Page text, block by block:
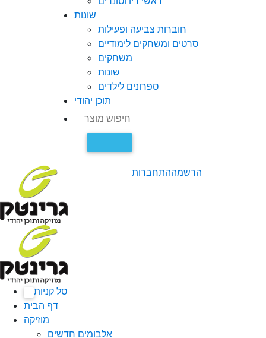
שונות
חוברות צביעה ופעילות
סרטים ומשחקים לימודיים
משחקים
שונות
ספרונים לילדים
תוכן יהודי
התחברותהרשמה
סל קניות
דף הבית
מוזיקה
אלבומים חדשים